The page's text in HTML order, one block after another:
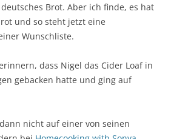
Brot. Aber ich finde, es hat
und so steht jetzt eine
Wunschliste.
dass Nigel das Cider Loaf in
gebacken hatte und ging auf
nicht auf einer von seinen